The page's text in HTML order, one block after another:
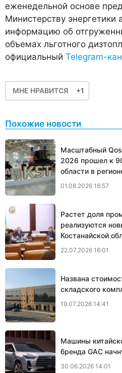
еженедельной основе
Министерству энергетики
информацию об
объемах льготного
официальный Telegram-
МНЕ НРАВИТСЯ +1
Похожие новости
Масштабный
2026 прошел к
области в
01.08.2026 16:57
Растет доля
реализуются
Костанайской
22.07.2026 16:01
Названа
складского
19.07.2026 14:41
Машины
бренда GAC
30.06.2026 14:01